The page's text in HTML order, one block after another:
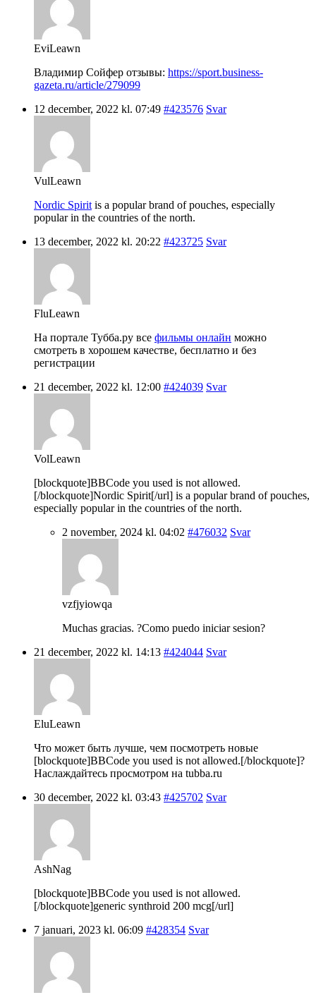
EviLeawn
Владимир Сойфер отзывы: https://sport.business-
gazeta.ru/article/279099
12 december, 2022 kl. 07:49 #423576 Svar
VulLeawn
Nordic Spirit is a popular brand of pouches, especially
popular in the countries of the north.
13 december, 2022 kl. 20:22 #423725 Svar
FluLeawn
На портале Тубба.ру все фильмы онлайн можно
смотреть в хорошем качестве, бесплатно и без
регистрации
21 december, 2022 kl. 12:00 #424039 Svar
VolLeawn
[blockquote]BBCode you used is not allowed.
[/blockquote]Nordic Spirit[/url] is a popular brand of pouches,
especially popular in the countries of the north.
2 november, 2024 kl. 04:02 #476032 Svar
vzfjyiowqa
Muchas gracias. ?Como puedo iniciar sesion?
21 december, 2022 kl. 14:13 #424044 Svar
EluLeawn
Что может быть лучше, чем посмотреть новые
[blockquote]BBCode you used is not allowed.[/blockquote]?
Наслаждайтесь просмотром на tubba.ru
30 december, 2022 kl. 03:43 #425702 Svar
AshNag
[blockquote]BBCode you used is not allowed.
[/blockquote]generic synthroid 200 mcg[/url]
7 januari, 2023 kl. 06:09 #428354 Svar